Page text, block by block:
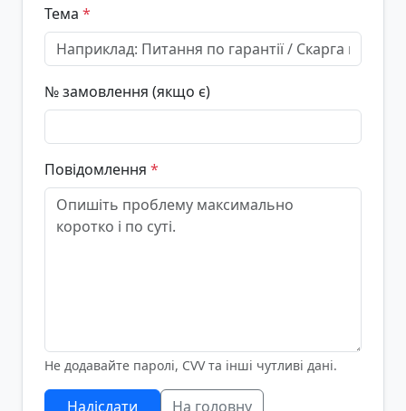
Тема *
№ замовлення (якщо є)
Повідомлення *
Не додавайте паролі, CVV та інші чутливі дані.
Надіслати На головну